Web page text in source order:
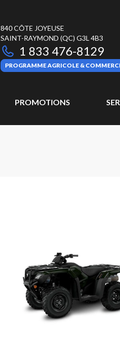
840 CÔTE JOYEUSE
SAINT-RAYMOND (QC) G3L 4B3
1 833 476-8129
PROGRAMME AGRICOLE &
PROMOTIONS